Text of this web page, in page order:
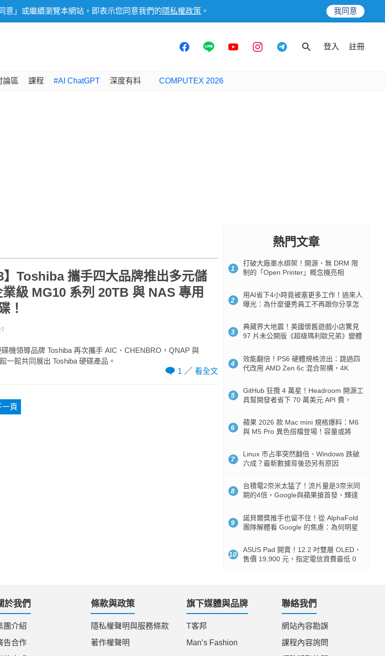
意」或繼續瀏覽本網站，即表示您同意我們的 隱私權政策 。 我同意
登入 註冊
論區 課程 #AI ChatGPT 深度有料 COMPUTEX 2026
】Toshiba 攜手四大品牌推出多元儲
級 MG10 系列 20TB 與 NAS 專用
！
機領導品牌 Toshiba 再次攜手 AIC、CHENBRO，QNAP 與
一館共同展出 Toshiba 硬碟產品。
1
看全文
一頁
熱門文章
1
打破大廠墨水綁架！開源、無 DRM 限
制的「Open Printer」概念機亮相
2
用AI省下4小時竟被塞更多工作！過來人
曝光：為什麼優秀員工不再跟你分享怎
3
典藏界大地震！美國懷舊遊戲小店驚見
97 片未公開版《超級瑪利歐兄弟》變體
4
效能翻倍！PS6 硬體規格流出：跳過四
代改用 AMD Zen 6c 混合架構，4K
5
GitHub 狂攬 4 萬星！Headroom 開源工
具幫開發者省下 70 萬美元 API 費，
6
蘋果 2026 款 Mac mini 規格爆料：M6
與 M5 Pro 異色搭檔登場！容量或將
7
Linux 市占率突然翻倍、Windows 跌破
六成？最新數據背後恐另有原因
8
台積電2奈米太猛了！流片量是3奈米同
期的4倍，Google與蘋果搶首發、輝達
9
諾貝爾獎推手也留不住！從 AlphaFold
團隊解體看 Google 的焦慮：為何明星
10
ASUS Pad 開賣！12.2 吋雙層 OLED、
售價 19,900 元，指定電信資費最低 0
於我們
團介紹
告合作
條款與政策
隱私權聲明與服務條款
著作權聲明
旗下媒體與品牌
T客邦
Man’s Fashion
聯絡我們
網站內容勘誤
課程內容詢問